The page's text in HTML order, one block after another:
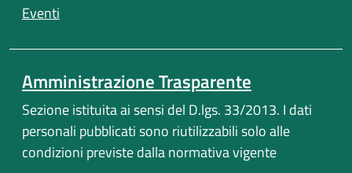
Eventi
Amministrazione Trasparente
Sezione istituita ai sensi del D.lgs. 33/2013. I dati
personali pubblicati sono riutilizzabili solo alle
condizioni previste dalla normativa vigente